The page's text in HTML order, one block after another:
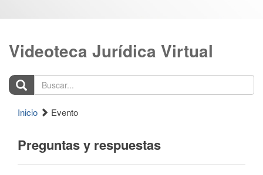
Videoteca Jurídica Virtual
Buscar...
Inicio Evento
Preguntas y respuestas